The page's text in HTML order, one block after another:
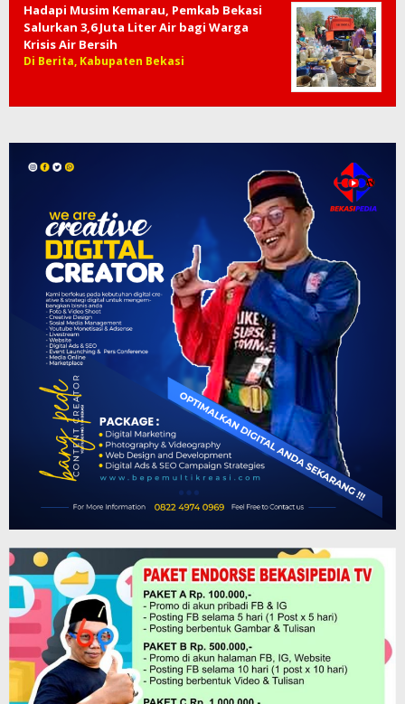
Hadapi Musim Kemarau, Pemkab Bekasi
Salurkan 3,6 Juta Liter Air bagi Warga
Krisis Air Bersih
Di Berita, Kabupaten Bekasi